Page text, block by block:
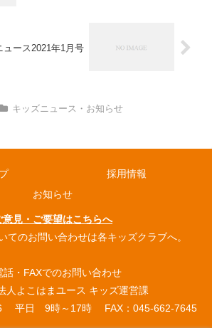
ュース2021年1月号
キッズニュース・お知らせ
採用情報
お知らせ
意見・ご要望はこちらへ
てのお問い合わせは各キッズクラブへ。
話・FAXでのお問い合わせ
人よこはまユース キッズ運営課
平日 9時～17時 FAX：045-662-7645